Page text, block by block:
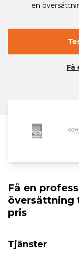
en
Få
Få en
översättning
pris
Tjänster